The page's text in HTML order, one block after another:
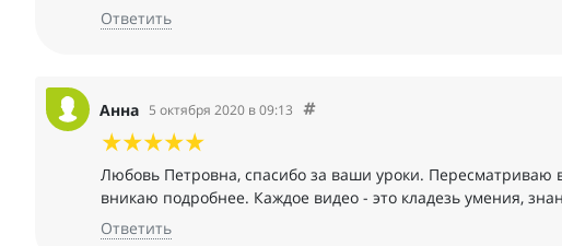
Ответить
Анна 5 октября 2020 в 09:13
Любовь Петровна, спасибо за ваши уроки.
вникаю подробнее. Каждое видео - это кладезь умения,
Ответить